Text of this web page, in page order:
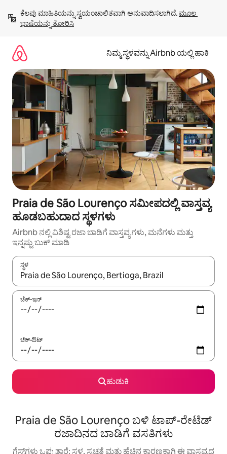
ಹೋಗಿ
ಕೆಲವು ಮಾಹಿತಿಯನ್ನು ಸ್ವಯಂಚಾಲಿತವಾಗಿ ಅನುವಾದಿಸಲಾಗಿದೆ. ಮೂಲ
ಭಾಷೆಯನ್ನು ತೋರಿಸಿ
ನಿಮ್ಮ ಸ್ಥಳವನ್ನು Airbnb ಯಲ್ಲಿ ಹಾಕಿ
Praia de São Lourenço ಸಮೀಪದಲ್ಲಿ ವಾಸ್ತವ್ಯ
ಹೂಡಬಹುದಾದ ಸ್ಥಳಗಳು
Airbnb ನಲ್ಲಿ ವಿಶಿಷ್ಟ ರಜಾ ಬಾಡಿಗೆ ವಾಸ್ತವ್ಯಗಳು, ಮನೆಗಳು ಮತ್ತು
ಇನ್ನಷ್ಟು ಬುಕ್ ಮಾಡಿ
ಸ್ಥಳ
ಫಲಿತಾಂಶಗಳು ಲಭ್ಯವಿರುವಾಗ, ಅಪ್ ಮತ್ತು ಡೌನ್ ಬಾಣದ ಕೀಲಿಗಳೊಂದಿಗೆ
ಚೆಕ್-ಇನ್
ಚೆಕ್-ಔಟ್
ಹುಡುಕಿ
Praia de São Lourenço ಬಳಿ ಟಾಪ್-ರೇಟೆಡ್
ರಜಾದಿನದ ಬಾಡಿಗೆ ವಸತಿಗಳು
ಗೆಸ್ಟ್‌ಗಳು ಒಪ್ಪುತ್ತಾರೆ: ಸ್ಥಳ, ಸ್ವಚ್ಛತೆ ಮತ್ತು ಹೆಚ್ಚಿನ ಕಾರಣಕ್ಕಾಗಿ ಈ ವಾಸ್ತವ್ಯದ